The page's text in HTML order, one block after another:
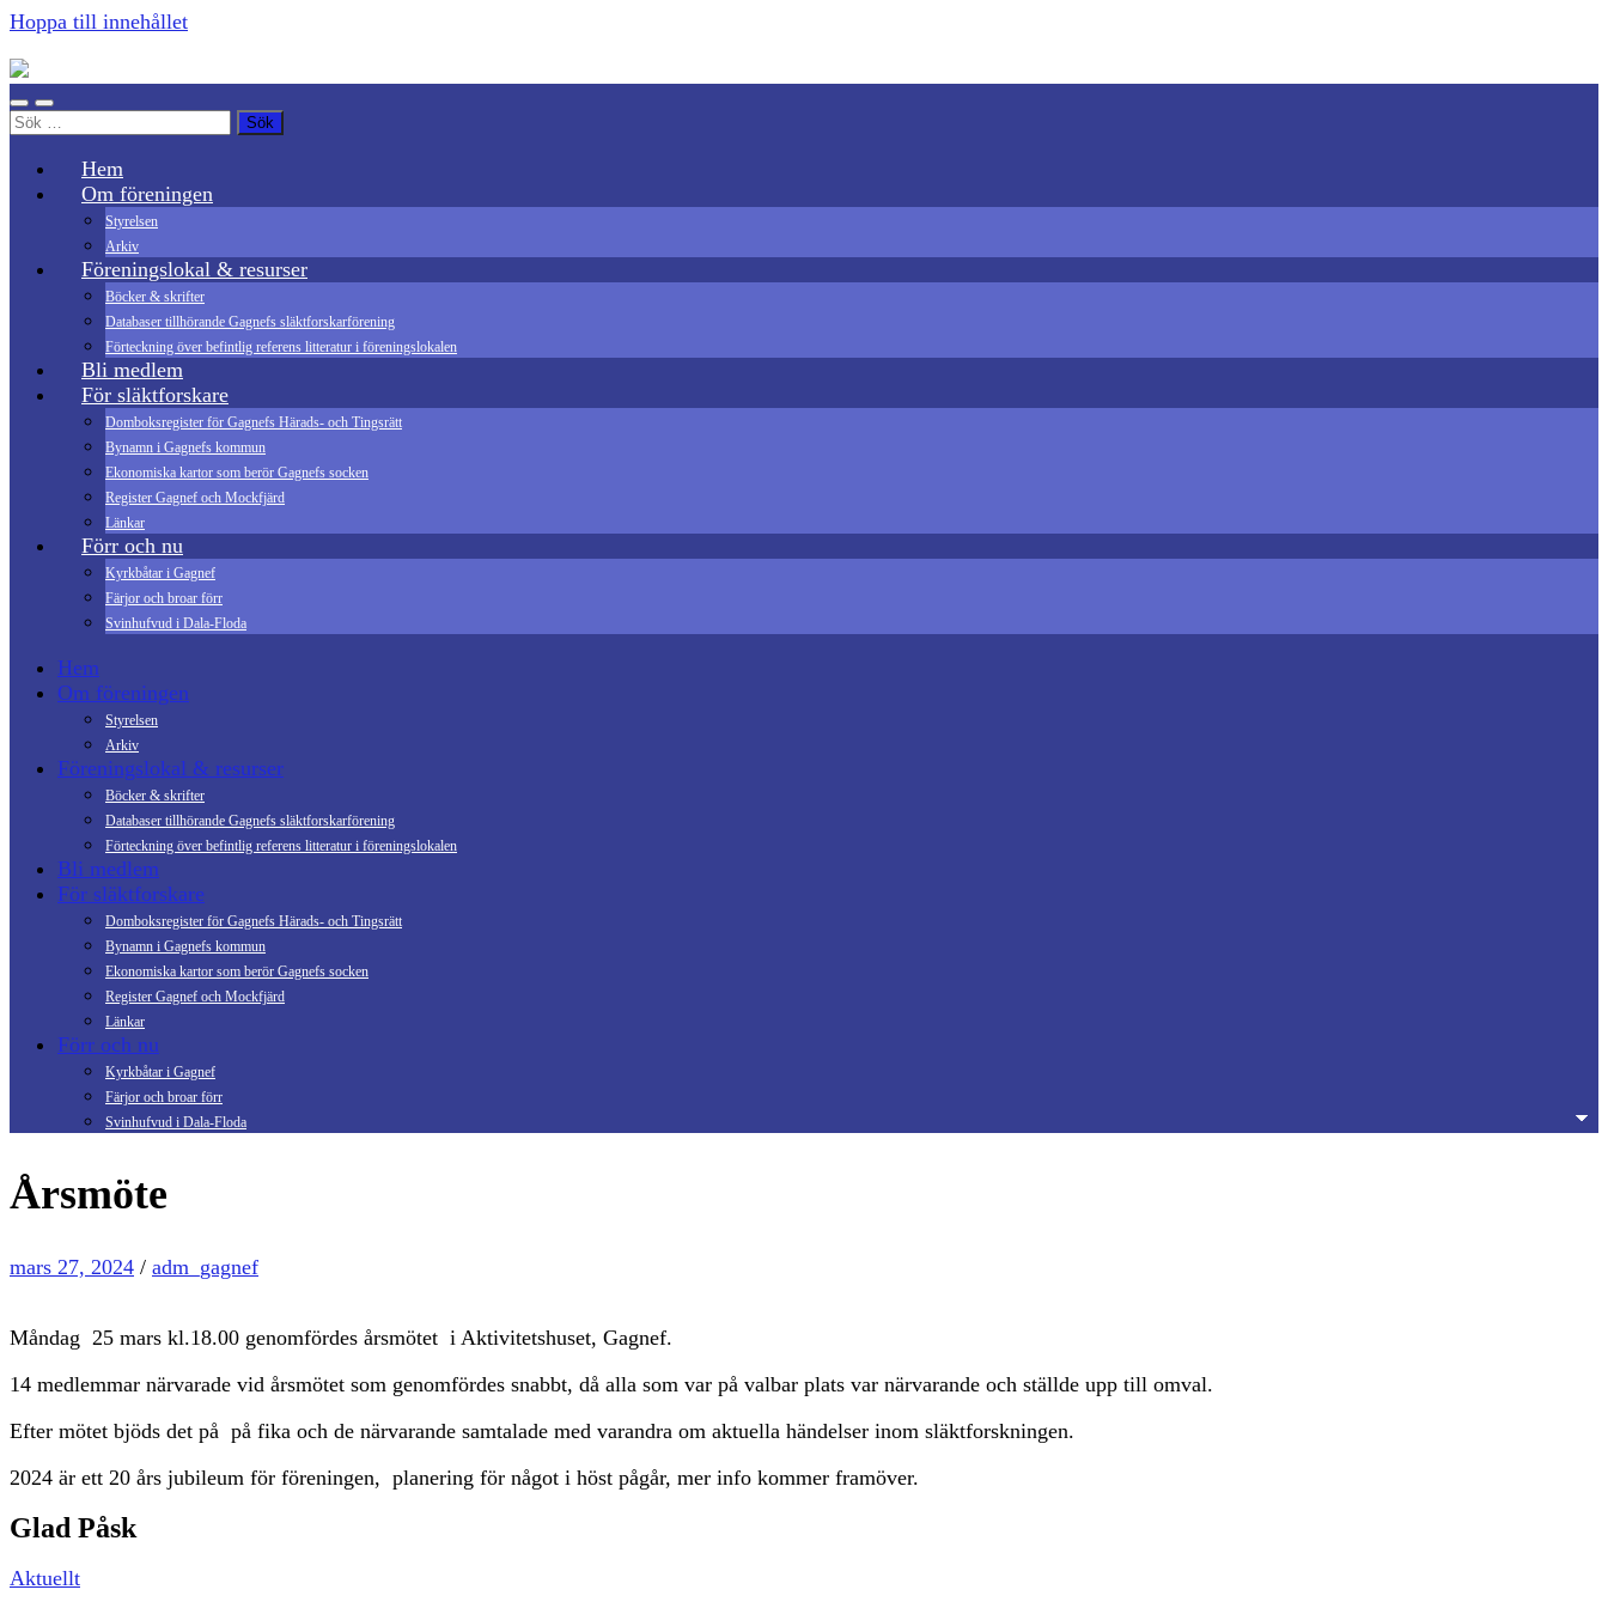
Hoppa till innehållet
Gagnefs
Släktforskarförening
Slå
på/av
Slå
på/av
Sök
Hem
Om föreningen
Styrelsen
Arkiv
Föreningslokal & resurser
Böcker & skrifter
Databaser tillhörande Gagnefs släktforskarförening
Förteckning över befintlig referens litteratur i föreningslokalen
Bli medlem
För släktforskare
Domboksregister för Gagnefs Härads- och Tingsrätt
Bynamn i Gagnefs kommun
Ekonomiska kartor som berör Gagnefs socken
Register Gagnef och Mockfjärd
Länkar
Förr och nu
Kyrkbåtar i Gagnef
Färjor och broar förr
Svinhufvud i Dala-Floda
Hem
Om föreningen
Styrelsen
Arkiv
Föreningslokal & resurser
Böcker & skrifter
Databaser tillhörande Gagnefs släktforskarförening
Förteckning över befintlig referens litteratur i föreningslokalen
Bli medlem
För släktforskare
Domboksregister för Gagnefs Härads- och Tingsrätt
Bynamn i Gagnefs kommun
Ekonomiska kartor som berör Gagnefs socken
Register Gagnef och Mockfjärd
Länkar
Förr och nu
Kyrkbåtar i Gagnef
Färjor och broar förr
Svinhufvud i Dala-Floda
Årsmöte
mars 27, 2024 / adm_gagnef
Måndag 25 mars kl.18.00 genomfördes årsmötet i Aktivitetshuset, Gagnef.
14 medlemmar närvarade vid årsmötet som genomfördes snabbt, då alla som var på valbar plats var närvarande och ställde upp till omval.
Efter mötet bjöds det på på fika och de närvarande samtalade med varandra om aktuella händelser inom släktforskningen.
2024 är ett 20 års jubileum för föreningen, planering för något i höst pågår, mer info kommer framöver.
Glad Påsk
Aktuellt